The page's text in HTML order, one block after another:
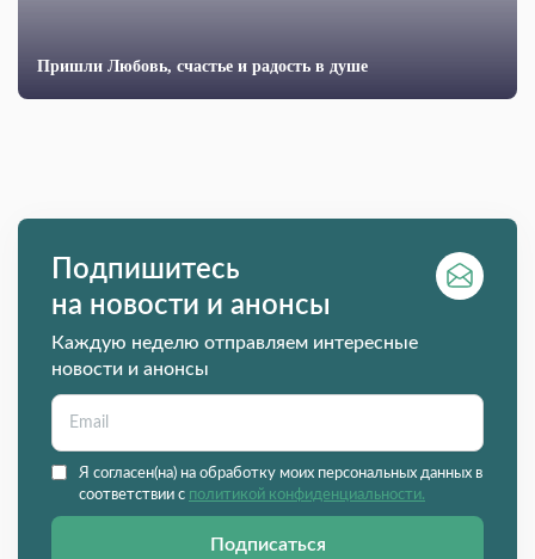
Пришли Любовь, счастье и радость в душе
Подпишитесь
на новости и анонсы
Каждую неделю отправляем интересные
новости и анонсы
Я согласен(на) на обработку моих персональных данных в
соответствии с политикой конфиденциальности.
Подписаться